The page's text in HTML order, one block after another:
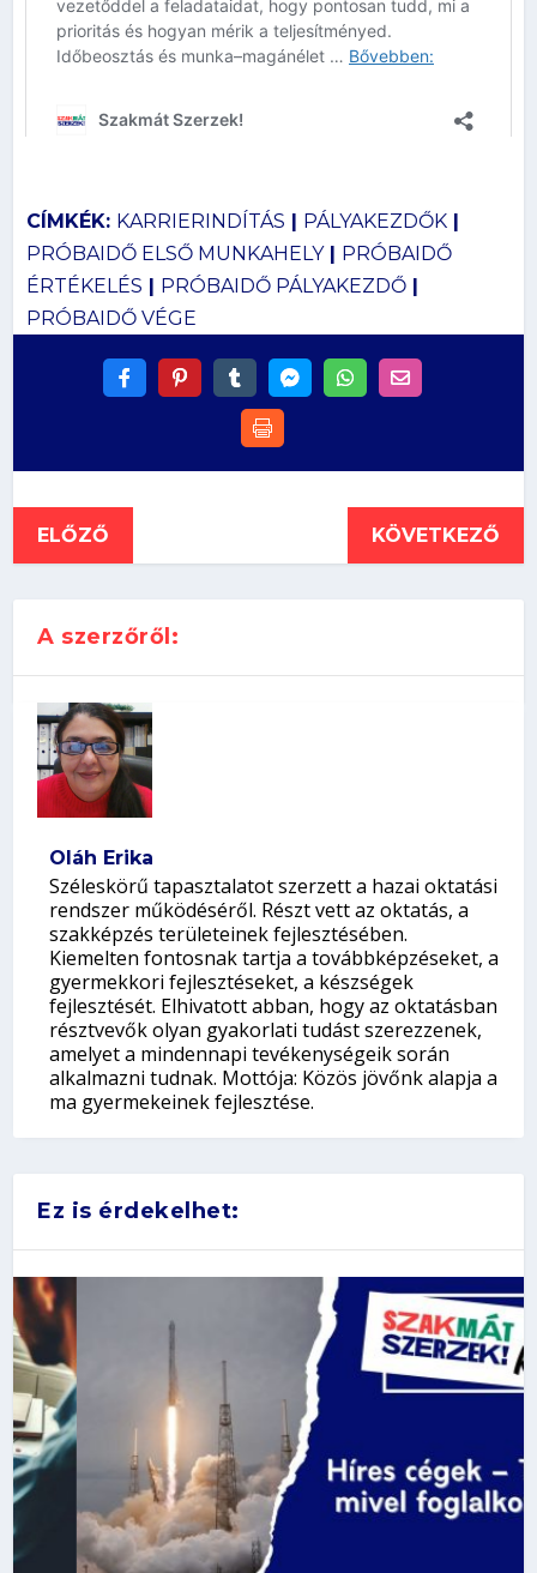
CÍMKÉK: KARRIERINDÍTÁS | PÁLYAKEZDŐK|
PRÓBAIDŐ ELSŐ MUNKAHELY| PRÓBAIDŐ
ÉRTÉKELÉS | PRÓBAIDŐ PÁLYAKEZDŐ|
PRÓBAIDŐ VÉGE
ELŐZŐ KÖVETKEZŐ
A szerzőről:
Oláh Erika
Széleskörű tapasztalatot szerzett a hazai oktatási
rendszer működéséről. Részt vett az oktatás, a
szakképzés területeinek fejlesztésében.
Kiemelten fontosnak tartja a továbbképzéseket, a
gyermekkori fejlesztéseket, a készségek
fejlesztését. Elhivatott abban, hogy az oktatásban
résztvevők olyan gyakorlati tudást szerezzenek,
amelyet a mindennapi tevékenységeik során
alkalmazni tudnak. Mottója: Közös jövőnk alapja a
ma gyermekeinek fejlesztése.
Ez is érdekelhet: